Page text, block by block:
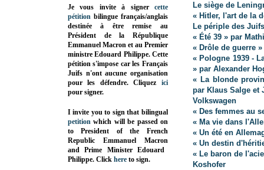
Le siège de
« Hitler, l'art de la
Le périple des
« Été 39 » par
« Drôle de guerre
« Pologne 1939 -
» par Alexander
« La blonde
par Klaus Salge et
Volkswagen
« Des femmes au
« Ma vie dans
« Un été en
« Un destin
« Le baron de
Koshofer
Je vous invite à signer cette
pétition bilingue français/anglais
destinée à être remise au
Président de la République
Emmanuel Macron et au Premier
ministre Edouard Philippe. Cette
pétition s'impose car les Français
Juifs n'ont aucune organisation
pour les défendre. Cliquez
ici
pour signer.
I invite you to sign that bilingual
petition which will be passed on
to President of the French
Republic Emmanuel Macron
and Prime MinisterEdouard
Philippe. Click here to sign.